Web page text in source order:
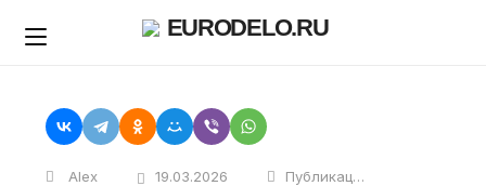
EURODELO.RU
Alex 19.03.2026 Публикации